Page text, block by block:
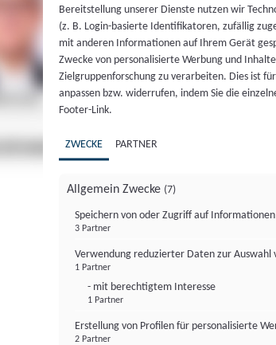
Bereitstellung unserer Dienste nutzen wir
(z. B. Login-basierte Identifikatoren, zufällig
mit anderen Informationen auf Ihrem Gerät
Zwecke von personalisierte Werbung und
Zielgruppenforschung zu verarbeiten. Dies ist
anpassen bzw. widerrufen, indem Sie die
Footer-Link.
ZWECKE PARTNER
Allgemein Zwecke (7)
Speichern von oder Zugriff auf
3 Partner
Verwendung reduzierter Daten zur Auswahl
1 Partner
- mit berechtigtem Interesse
1 Partner
Erstellung von Profilen für personalisierte
2 Partner